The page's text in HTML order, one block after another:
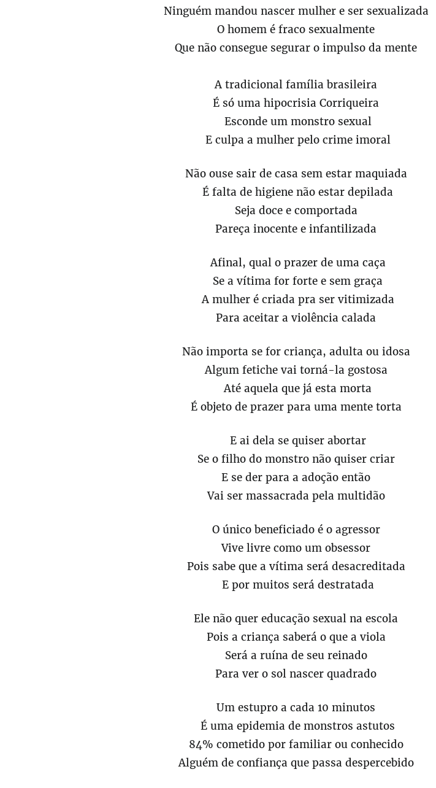
Ninguém mandou nascer mulher e ser sexualizada
O homem é fraco sexualmente
Que não consegue segurar o impulso da mente
A tradicional família brasileira
É só uma hipocrisia Corriqueira
Esconde um monstro sexual
E culpa a mulher pelo crime imoral
Não ouse sair de casa sem estar maquiada
É falta de higiene não estar depilada
Seja doce e comportada
Pareça inocente e infantilizada
Afinal, qual o prazer de uma caça
Se a vítima for forte e sem graça
A mulher é criada pra ser vitimizada
Para aceitar a violência calada
Não importa se for criança, adulta ou idosa
Algum fetiche vai torná-la gostosa
Até aquela que já esta morta
É objeto de prazer para uma mente torta
E ai dela se quiser abortar
Se o filho do monstro não quiser criar
E se der para a adoção então
Vai ser massacrada pela multidão
O único beneficiado é o agressor
Vive livre como um obsessor
Pois sabe que a vítima será desacreditada
E por muitos será destratada
Ele não quer educação sexual na escola
Pois a criança saberá o que a viola
Será a ruína de seu reinado
Para ver o sol nascer quadrado
Um estupro a cada 10 minutos
É uma epidemia de monstros astutos
84% cometido por familiar ou conhecido
Alguém de confiança que passa despercebido